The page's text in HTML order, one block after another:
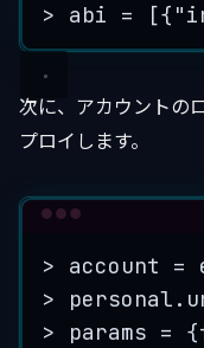
> abi = [{ "
次に、アカウントの
プロイします。
> account =
>
> params = {